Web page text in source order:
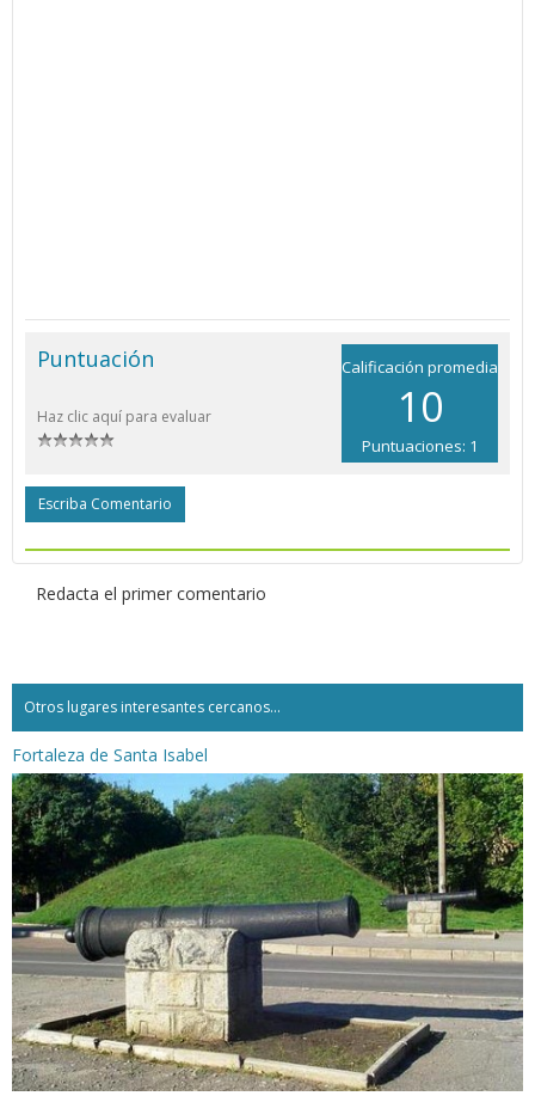
Calificación promedia
10
Puntuaciones: 1
Puntuación
Haz clic aquí para evaluar
Escriba Comentario
Redacta el primer comentario
Otros lugares interesantes cercanos...
Fortaleza de Santa Isabel